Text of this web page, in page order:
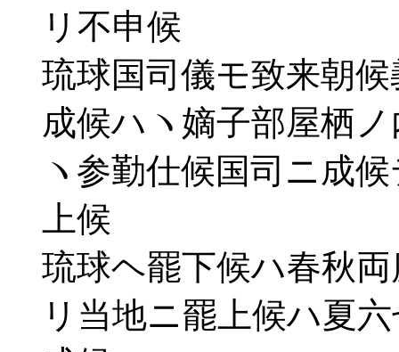
リ不申候
琉球国司儀モ致来朝候
成候ハヽ嫡子部屋栖
ヽ参勤仕候国司ニ成候
上候
琉球ヘ罷下候ハ春秋両
リ当地ニ罷上候ハ夏六